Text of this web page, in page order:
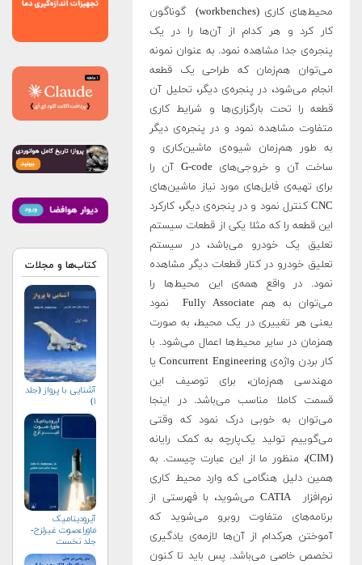
محیط‌های کاری (workbenches) گوناگون
کار کرد و هر کدام از آن‌ها را در یک
پنجره‌ی جدا مشاهده نمود. به عنوان نمونه
می‌توان هم‌زمان که طراحی یک قطعه
انجام می‌شود، در پنجره‌ی دیگر، ‌تحلیل آن
قطعه را تحت بارگزاری‌ها و شرایط کاری
متفاوت مشاهده نمود و در پنجره‌ی دیگر
به طور هم‌زمان شیوه‌ی ماشین‌کاری و
ساخت آن و خروجی‌های G-code آن را
برای تهیه‌ی فایل‌های مورد نیاز ماشین‌های
CNC کنترل نمود و در پنجره‌ی دیگر، کارکرد
این قطعه را که مثلا یکی از قطعات سیستم
تعلیق یک خودرو می‌باشد، در سیستم
تعلیق خودرو در کنار قطعات دیگر مشاهده
نمود. در واقع همه‌ی این محیط‌ها را
می‌توان به هم Fully Associate نمود
یعنی هر تغییری در یک محیط، به صورت
همزمان در سایر محیط‌ها اعمال می‌شود. با
کار بردن واژه‌ی Concurrent Engineering یا
مهندسی هم‌زمان، برای توصیف این
قسمت کاملا مناسب می‌باشد. در اینجا
می‌توان به خوبی درک نمود که وقتی
می‌گوییم تولید یک‌پارچه به کمک رایانه
(CIM)، منظور ما از این عبارت چیست. به
همین دلیل هنگامی که وارد محیط کاری
نرم‌افزار CATIA می‌شوید، با فهرستی از
برنامه‌های متفاوت روبرو می‌شوید که
آموختن هرکدام از آن‌ها لازمه‌ی یادگیری
تخصص خاصی می‌باشد. پس باید تا کنون
کتاب‌ها و مجلات
آشنایی با پرواز (جلد
۱)
آیرودینامیک
ماوراءصوت غیرلزج-
جلد نخست